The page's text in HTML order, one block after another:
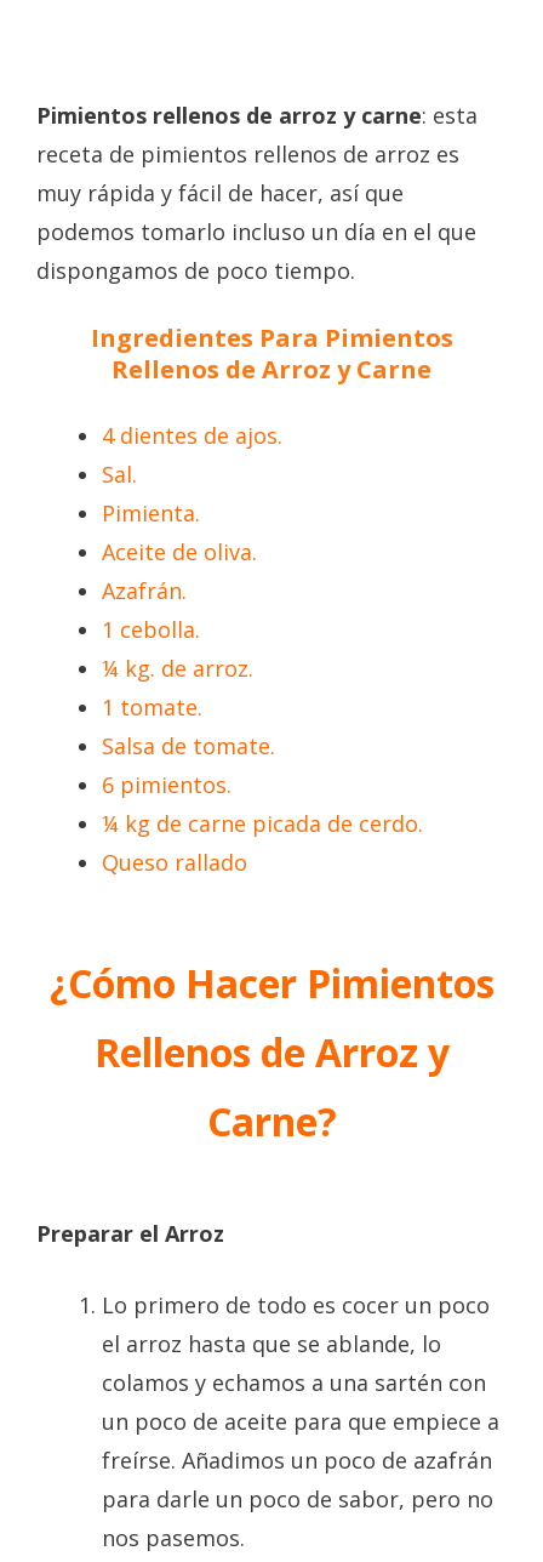
Pimientos rellenos de arroz y carne: esta
receta de pimientos rellenos de arroz es
muy rápida y fácil de hacer, así que
podemos tomarlo incluso un día en el que
dispongamos de poco tiempo.
Ingredientes Para Pimientos
Rellenos de Arroz y Carne
4 dientes de ajos.
Sal.
Pimienta.
Aceite de oliva.
Azafrán.
1 cebolla.
¼ kg. de arroz.
1 tomate.
Salsa de tomate.
6 pimientos.
¼ kg de carne picada de cerdo.
Queso rallado
¿Cómo Hacer Pimientos
Rellenos de Arroz y
Carne?
Preparar el Arroz
Lo primero de todo es cocer un poco
el arroz hasta que se ablande, lo
colamos y echamos a una sartén con
un poco de aceite para que empiece a
freírse. Añadimos un poco de azafrán
para darle un poco de sabor, pero no
nos pasemos.